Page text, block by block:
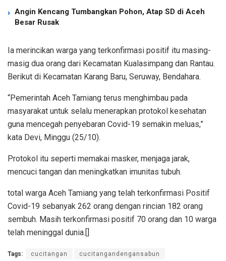
Angin Kencang Tumbangkan Pohon, Atap SD di Aceh
Besar Rusak
Ia merincikan warga yang terkonfirmasi positif itu masing-
masig dua orang dari Kecamatan Kualasimpang dan Rantau.
Berikut di Kecamatan Karang Baru, Seruway, Bendahara.
“Pemerintah Aceh Tamiang terus menghimbau pada
masyarakat untuk selalu menerapkan protokol kesehatan
guna mencegah penyebaran Covid-19 semakin meluas,”
kata Devi, Minggu (25/10).
Protokol itu seperti memakai masker, menjaga jarak,
mencuci tangan dan meningkatkan imunitas tubuh.
total warga Aceh Tamiang yang telah terkonfirmasi Positif
Covid-19 sebanyak 262 orang dengan rincian 182 orang
sembuh. Masih terkonfirmasi positif 70 orang dan 10 warga
telah meninggal dunia.[]
Tags: cucitangan cucitangandengansabun